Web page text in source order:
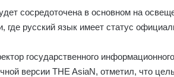
сосредоточена в основном на
где русский язык имеет статус
государственного
версии THE AsiaN, отметил, что